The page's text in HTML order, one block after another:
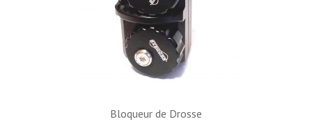
Bloqueur de Drosse